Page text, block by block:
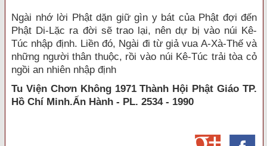
Ngài nhớ lời Phật dặn giữ gìn y bát của Phật đợi đến
Phật Di-Lặc ra đời sẽ trao lại, nên dự bị vào núi Kê-
Túc nhập định. Liền đó, Ngài đi từ giả vua A-Xà-Thế và
những người thân thuộc, rồi vào núi Kê-Túc trải tòa cỏ
ngồi an nhiên nhập định
Tu Viện Chơn Không 1971 Thành Hội Phật Giáo TP.
Hồ Chí Minh.Ấn Hành - PL. 2534 - 1990